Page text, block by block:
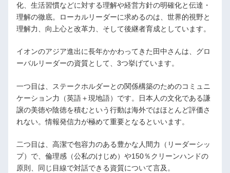
化、生活習慣などに対する理解や経営方針の明確化と伝達・
理解の徹底。ローカルリーダーに求めるのは、世界的視野と
理解力、向上心と改革力、そして後継者育成としています。
イオンのアジア進出に長年かかわってきた田中さんは、グロ
ーバルリーダーの資質として、3つ挙げています。
一つ目は、ステークホルダーとの関係構築のためのコミュニ
ケーション力（英語＋現地語）です。日本人の文化である謙
譲の美徳や陰徳を積むという行動は海外ではほとんど評価さ
れない。情報発信力が極めて重要となるといいます。
二つ目は、高潔で包容力のある豊かな人間力（リーダーシッ
プ）で、倫理感（公私のけじめ）や150％クリーンハンドの
原則、同じ目線で対話できる資質について言及。